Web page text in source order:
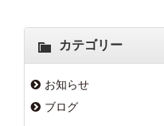
カテゴリー
お知らせ
ブログ